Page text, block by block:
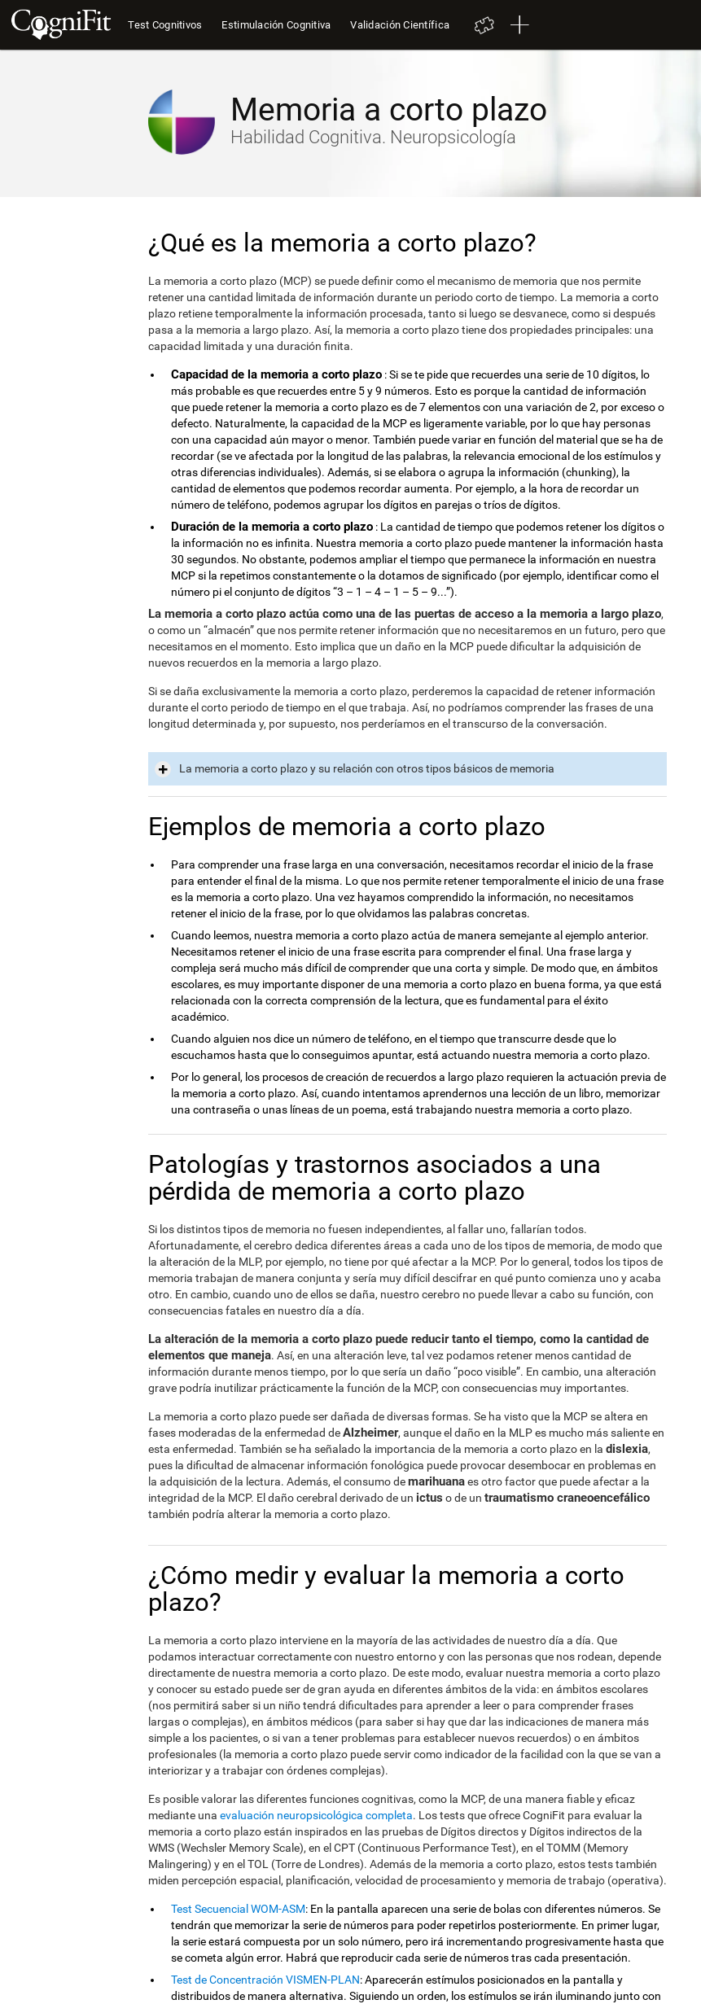
Test Cognitivos Estimulación Cognitiva Validación Científica
Memoria a corto plazo
Habilidad Cognitiva. Neuropsicología
¿Qué es la memoria a corto plazo?
La memoria a corto plazo (MCP) se puede definir como el mecanismo de memoria que nos permite
retener una cantidad limitada de información durante un periodo corto de tiempo. La memoria a corto
plazo retiene temporalmente la información procesada, tanto si luego se desvanece, como si después
pasa a la memoria a largo plazo. Así, la memoria a corto plazo tiene dos propiedades principales: una
capacidad limitada y una duración finita.
Capacidad de la memoria a corto plazo : Si se te pide que recuerdes una serie de 10 dígitos, lo
más probable es que recuerdes entre 5 y 9 números. Esto es porque la cantidad de información
que puede retener la memoria a corto plazo es de 7 elementos con una variación de 2, por exceso o
defecto. Naturalmente, la capacidad de la MCP es ligeramente variable, por lo que hay personas
con una capacidad aún mayor o menor. También puede variar en función del material que se ha de
recordar (se ve afectada por la longitud de las palabras, la relevancia emocional de los estímulos y
otras diferencias individuales). Además, si se elabora o agrupa la información (chunking), la
cantidad de elementos que podemos recordar aumenta. Por ejemplo, a la hora de recordar un
número de teléfono, podemos agrupar los dígitos en parejas o tríos de dígitos.
Duración de la memoria a corto plazo : La cantidad de tiempo que podemos retener los dígitos o
la información no es infinita. Nuestra memoria a corto plazo puede mantener la información hasta
30 segundos. No obstante, podemos ampliar el tiempo que permanece la información en nuestra
MCP si la repetimos constantemente o la dotamos de significado (por ejemplo, identificar como el
número pi el conjunto de dígitos “3 – 1 – 4 – 1 – 5 – 9...”).
La memoria a corto plazo actúa como una de las puertas de acceso a la memoria a largo plazo,
o como un “almacén” que nos permite retener información que no necesitaremos en un futuro, pero que
necesitamos en el momento. Esto implica que un daño en la MCP puede dificultar la adquisición de
nuevos recuerdos en la memoria a largo plazo.
Si se daña exclusivamente la memoria a corto plazo, perderemos la capacidad de retener información
durante el corto periodo de tiempo en el que trabaja. Así, no podríamos comprender las frases de una
longitud determinada y, por supuesto, nos perderíamos en el transcurso de la conversación.
La memoria a corto plazo y su relación con otros tipos básicos de memoria
Ejemplos de memoria a corto plazo
Para comprender una frase larga en una conversación, necesitamos recordar el inicio de la frase
para entender el final de la misma. Lo que nos permite retener temporalmente el inicio de una frase
es la memoria a corto plazo. Una vez hayamos comprendido la información, no necesitamos
retener el inicio de la frase, por lo que olvidamos las palabras concretas.
Cuando leemos, nuestra memoria a corto plazo actúa de manera semejante al ejemplo anterior.
Necesitamos retener el inicio de una frase escrita para comprender el final. Una frase larga y
compleja será mucho más difícil de comprender que una corta y simple. De modo que, en ámbitos
escolares, es muy importante disponer de una memoria a corto plazo en buena forma, ya que está
relacionada con la correcta comprensión de la lectura, que es fundamental para el éxito
académico.
Cuando alguien nos dice un número de teléfono, en el tiempo que transcurre desde que lo
escuchamos hasta que lo conseguimos apuntar, está actuando nuestra memoria a corto plazo.
Por lo general, los procesos de creación de recuerdos a largo plazo requieren la actuación previa de
la memoria a corto plazo. Así, cuando intentamos aprendernos una lección de un libro, memorizar
una contraseña o unas líneas de un poema, está trabajando nuestra memoria a corto plazo.
Patologías y trastornos asociados a una
pérdida de memoria a corto plazo
Si los distintos tipos de memoria no fuesen independientes, al fallar uno, fallarían todos.
Afortunadamente, el cerebro dedica diferentes áreas a cada uno de los tipos de memoria, de modo que
la alteración de la MLP, por ejemplo, no tiene por qué afectar a la MCP. Por lo general, todos los tipos de
memoria trabajan de manera conjunta y sería muy difícil descifrar en qué punto comienza uno y acaba
otro. En cambio, cuando uno de ellos se daña, nuestro cerebro no puede llevar a cabo su función, con
consecuencias fatales en nuestro día a día.
La alteración de la memoria a corto plazo puede reducir tanto el tiempo, como la cantidad de
elementos que maneja. Así, en una alteración leve, tal vez podamos retener menos cantidad de
información durante menos tiempo, por lo que sería un daño “poco visible”. En cambio, una alteración
grave podría inutilizar prácticamente la función de la MCP, con consecuencias muy importantes.
La memoria a corto plazo puede ser dañada de diversas formas. Se ha visto que la MCP se altera en
fases moderadas de la enfermedad deAlzheimer, aunque el daño en la MLP es mucho más saliente en
esta enfermedad. También se ha señalado la importancia de la memoria a corto plazo en la dislexia,
pues la dificultad de almacenar información fonológica puede provocar desembocar en problemas en
la adquisición de la lectura. Además, el consumo demarihuanaes otro factor que puede afectar a la
integridad de la MCP. El daño cerebral derivado de un ictus o de un traumatismo craneoencefálico
también podría alterar la memoria a corto plazo.
¿Cómo medir y evaluar la memoria a corto
plazo?
La memoria a corto plazo interviene en la mayoría de las actividades de nuestro día a día. Que
podamos interactuar correctamente con nuestro entorno y con las personas que nos rodean, depende
directamente de nuestra memoria a corto plazo. De este modo, evaluar nuestra memoria a corto plazo
y conocer su estado puede ser de gran ayuda en diferentes ámbitos de la vida: en ámbitos escolares
(nos permitirá saber si un niño tendrá dificultades para aprender a leer o para comprender frases
largas o complejas), en ámbitos médicos (para saber si hay que dar las indicaciones de manera más
simple a los pacientes, o si van a tener problemas para establecer nuevos recuerdos) o en ámbitos
profesionales (la memoria a corto plazo puede servir como indicador de la facilidad con la que se van a
interiorizar y a trabajar con órdenes complejas).
Es posible valorar las diferentes funciones cognitivas, como la MCP, de una manera fiable y eficaz
mediante una evaluación neuropsicológica completa. Los tests que ofrece CogniFit para evaluar la
memoria a corto plazo están inspirados en las pruebas de Dígitos directos y Dígitos indirectos de la
WMS (Wechsler Memory Scale), en el CPT (Continuous Performance Test), en el TOMM (Memory
Malingering) y en el TOL (Torre de Londres). Además de la memoria a corto plazo, estos tests también
miden percepción espacial, planificación, velocidad de procesamiento y memoria de trabajo (operativa).
Test Secuencial WOM-ASM: En la pantalla aparecen una serie de bolas con diferentes números. Se
tendrán que memorizar la serie de números para poder repetirlos posteriormente. En primer lugar,
la serie estará compuesta por un solo número, pero irá incrementando progresivamente hasta que
se cometa algún error. Habrá que reproducir cada serie de números tras cada presentación.
Test de Concentración VISMEN-PLAN: Aparecerán estímulos posicionados en la pantalla y
distribuidos de manera alternativa. Siguiendo un orden, los estímulos se irán iluminando junto con